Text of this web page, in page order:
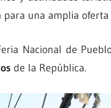
una amplia
Nacional de
de la República.